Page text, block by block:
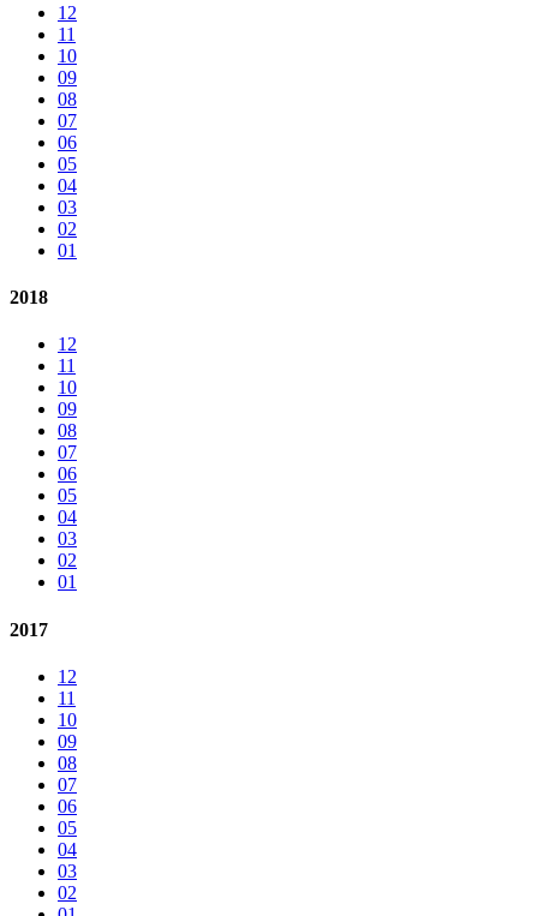
12
11
10
09
08
07
06
05
04
03
02
01
2018
12
11
10
09
08
07
06
05
04
03
02
01
2017
12
11
10
09
08
07
06
05
04
03
02